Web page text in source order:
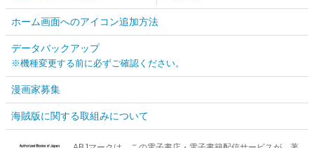
ホーム画面へのアイコン追加方法
データバックアップ
※機種変更する前に必ずご確認ください。
漫画家募集
海賊版に関する取組みについて